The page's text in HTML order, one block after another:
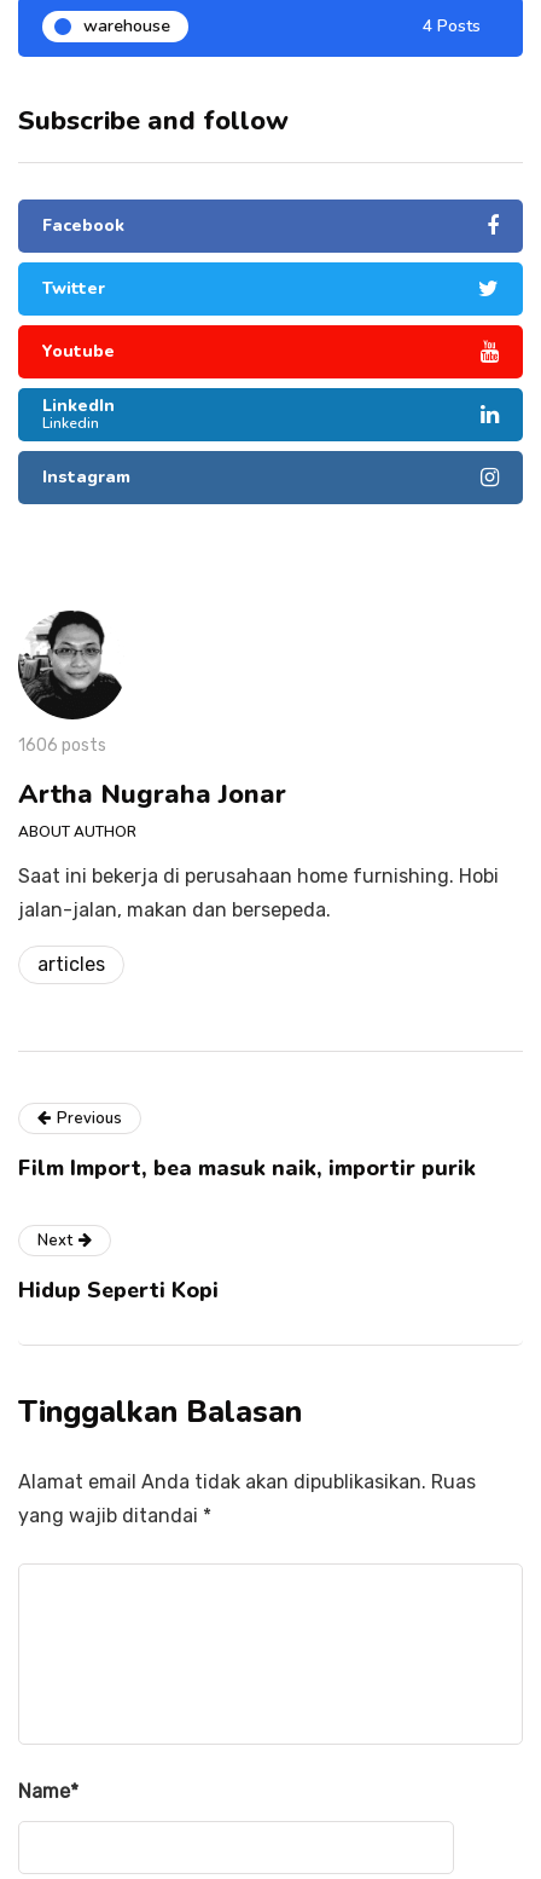
warehouse 4 Posts
Subscribe and follow
Facebook
Twitter
Youtube
LinkedIn
Linkedin
Instagram
1606 posts
Artha Nugraha Jonar
ABOUT AUTHOR
Saat ini bekerja di perusahaan home furnishing. Hobi
jalan-jalan, makan dan bersepeda.
articles
Previous
Film Import, bea masuk naik, importir purik
Next
Hidup Seperti Kopi
Tinggalkan Balasan
Alamat email Anda tidak akan dipublikasikan. Ruas
yang wajib ditandai *
Name*